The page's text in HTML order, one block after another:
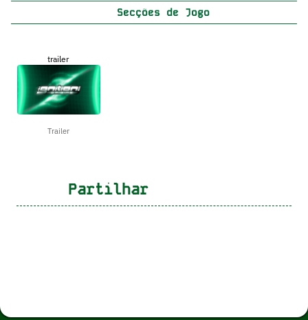
Secções de Jogo
trailer
Trailer
Partilhar